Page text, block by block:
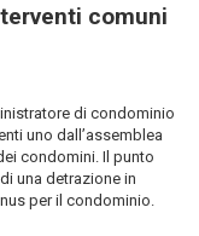
comuni
di condominio
uno dall’assemblea
condomini. Il punto
una detrazione in
per il condominio.